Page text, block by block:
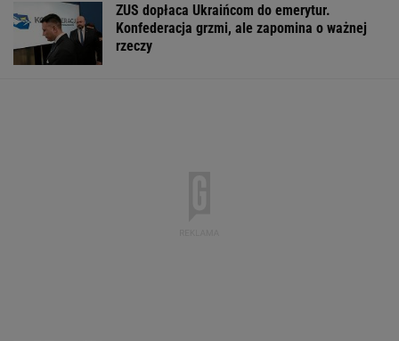
ZUS dopłaca Ukraińcom do emerytur.
Konfederacja grzmi, ale zapomina o ważnej
rzeczy